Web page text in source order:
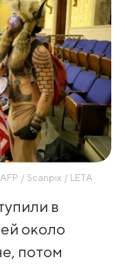
/ Scanpix / LETA
в
около
потом